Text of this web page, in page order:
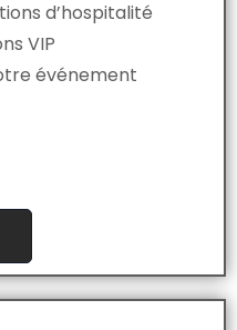
d’hospitalité
VIP
événement